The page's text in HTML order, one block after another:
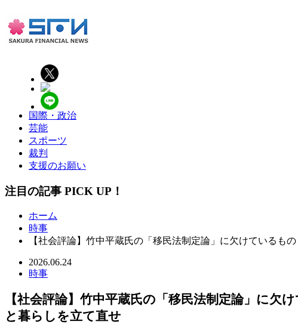
国際・政治
芸能
スポーツ
裁判
支援のお願い
注目の記事 PICK UP！
ホーム
時事
【社会評論】竹中平蔵氏の「移民法制定論」に
2026.06.24
時事
【社会評論】竹中平蔵氏の「移民法
と暮らしを立て直せ